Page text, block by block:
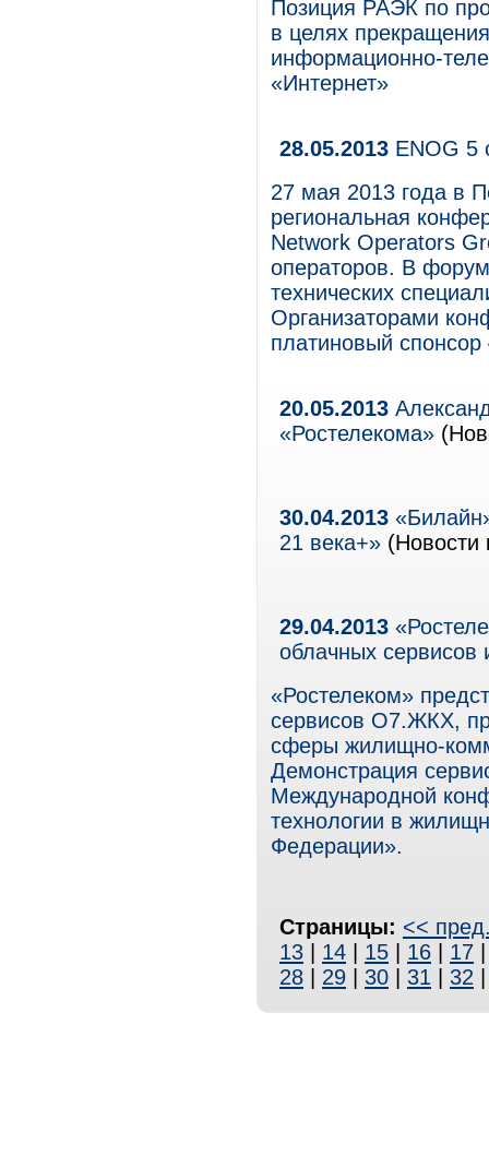
Позиция РАЭК по
в целях
информационно-
«Интернет»
28.05.2013 ENOG 5
27 мая 2013 года в
региональная
Network Operators
операторов. В
технических
Организаторами
платиновый спонсор
20.05.2013
«Ростелекома»
30.04.2013
21 века+» (Новости
29.04.2013
облачных
«Ростелеком»
сервисов О7.ЖКХ,
сферы жилищно-
Демонстрация
Международной
технологии в
Федерации».
Страницы: <<
13
14 15 16 17
28
29 30 31 32